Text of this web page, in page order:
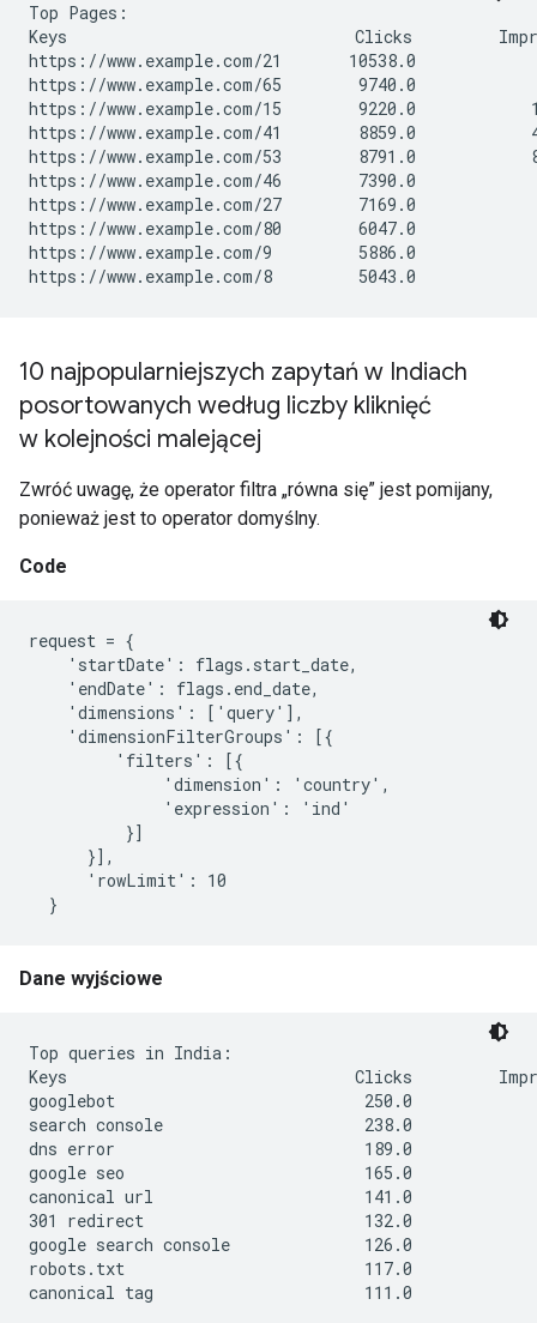
Top Pages:
Keys                              Clicks
https://www.example.com/21       10538.0
https://www.example.com/65        9740.0
https://www.example.com/15        9220.0
https://www.example.com/41        8859.0
https://www.example.com/53        8791.0
https://www.example.com/46        7390.0
https://www.example.com/27        7169.0
https://www.example.com/80        6047.0
https://www.example.com/9         5886.0
10 najpopularniejszych zapytań w Indiach
posortowanych według liczby kliknięć
w kolejności malejącej
Zwróć uwagę, że operator filtra „równa się” jest pomijany,
ponieważ jest to operator domyślny.
Code
request = {
    'startDate': flags.start_date,
    'endDate': flags.end_date,
    'dimensions': ['query'],
    'dimensionFilterGroups': [{
         'filters': [{
              'dimension': 'country',
              'expression': 'ind'
          }]
      }],
      'rowLimit': 10
  }
Dane wyjściowe
Top queries in India:
Keys                              Clicks
googlebot                          250.0
search console                     238.0
dns error                          189.0
google seo                         165.0
canonical url                      141.0
301 redirect                       132.0
google search console              126.0
robots.txt                         117.0
canonical tag                      111.0